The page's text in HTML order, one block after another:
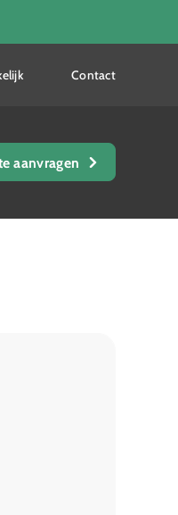
Contact
aanvragen